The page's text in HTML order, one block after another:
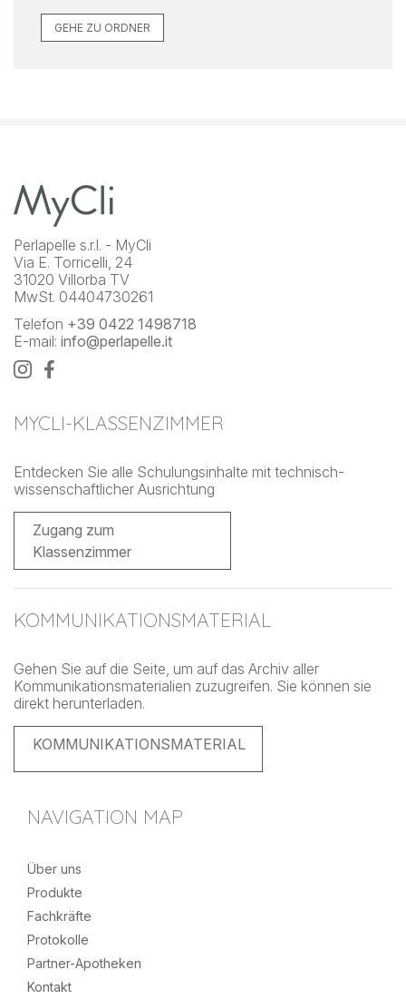
GEHE ZU ORDNER
Perlapelle s.r.l. - MyCli
Via E. Torricelli, 24
31020 Villorba TV
MwSt. 04404730261
Telefon +39 0422 1498718
E-mail: info@perlapelle.it
MYCLI-KLASSENZIMMER
Entdecken Sie alle Schulungsinhalte mit technisch-
wissenschaftlicher Ausrichtung
Zugang zum
Klassenzimmer
KOMMUNIKATIONSMATERIAL
Gehen Sie auf die Seite, um auf das Archiv aller
Kommunikationsmaterialien zuzugreifen. Sie können sie
direkt herunterladen.
KOMMUNIKATIONSMATERIAL
NAVIGATION MAP
Über uns
Produkte
Fachkräfte
Protokolle
Partner-Apotheken
Kontakt